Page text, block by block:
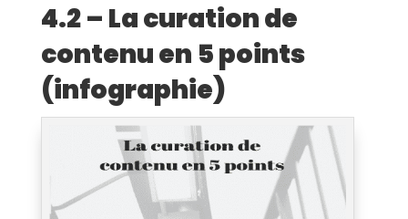
4.2 – La curation de
contenu en 5 points
(infographie)